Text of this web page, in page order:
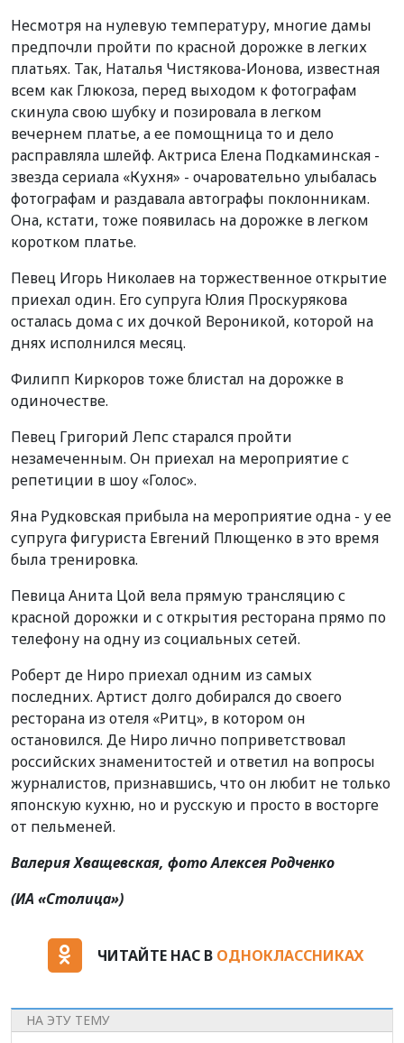
Несмотря на нулевую температуру, многие дамы
предпочли пройти по красной дорожке в легких
платьях. Так, Наталья Чистякова-Ионова, известная
всем как Глюкоза, перед выходом к фотографам
скинула свою шубку и позировала в легком
вечернем платье, а ее помощница то и дело
расправляла шлейф. Актриса Елена Подкаминская -
звезда сериала «Кухня» - очаровательно улыбалась
фотографам и раздавала автографы поклонникам.
Она, кстати, тоже появилась на дорожке в легком
коротком платье.
Певец Игорь Николаев на торжественное открытие
приехал один. Его супруга Юлия Проскурякова
осталась дома с их дочкой Вероникой, которой на
днях исполнился месяц.
Филипп Киркоров тоже блистал на дорожке в
одиночестве.
Певец Григорий Лепс старался пройти
незамеченным. Он приехал на мероприятие с
репетиции в шоу «Голос».
Яна Рудковская прибыла на мероприятие одна - у ее
супруга фигуриста Евгений Плющенко в это время
была тренировка.
Певица Анита Цой вела прямую трансляцию с
красной дорожки и с открытия ресторана прямо по
телефону на одну из социальных сетей.
Роберт де Ниро приехал одним из самых
последних. Артист долго добирался до своего
ресторана из отеля «Ритц», в котором он
остановился. Де Ниро лично поприветствовал
российских знаменитостей и ответил на вопросы
журналистов, признавшись, что он любит не только
японскую кухню, но и русскую и просто в восторге
от пельменей.
Валерия Хващевская, фото Алексея Родченко
(ИА «Столица»)
ЧИТАЙТЕ НАС В ОДНОКЛАССНИКАХ
НА ЭТУ ТЕМУ